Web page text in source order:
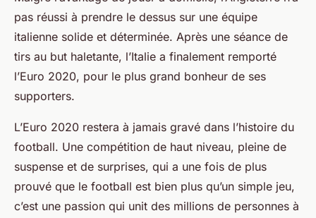
pas réussi à prendre le dessus sur une équipe
italienne solide et déterminée. Après une séance de
tirs au but haletante, l’Italie a finalement remporté
l’Euro 2020, pour le plus grand bonheur de ses
supporters.
L’Euro 2020 restera à jamais gravé dans l’histoire du
football. Une compétition de haut niveau, pleine de
suspense et de surprises, qui a une fois de plus
prouvé que le football est bien plus qu’un simple jeu,
c’est une passion qui unit des millions de personnes à